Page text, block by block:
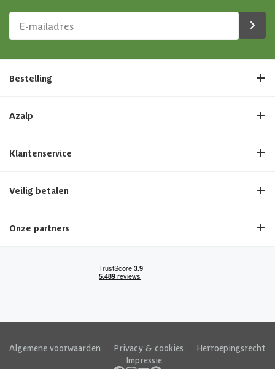
Bestelling
Azalp
Klantenservice
Veilig betalen
Onze partners
Algemene voorwaarden Privacy & cookies
Herroepingsrecht
Impressie